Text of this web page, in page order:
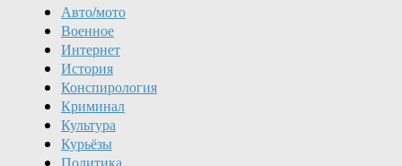
Авто/мото
Военное
Интернет
История
Конспирология
Криминал
Культура
Курьёзы
Политика